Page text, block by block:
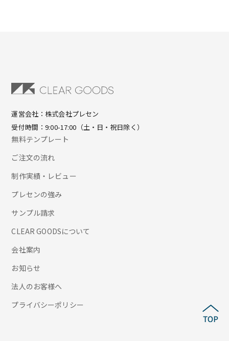
運営会社：株式会社プレセン
受付時間：9:00-17:00（土・日・祝日除く）
無料テンプレート
ご注文の流れ
制作実績・レビュー
プレセンの強み
サンプル請求
CLEAR GOODSについて
会社案内
お知らせ
法人のお客様へ
プライバシーポリシー